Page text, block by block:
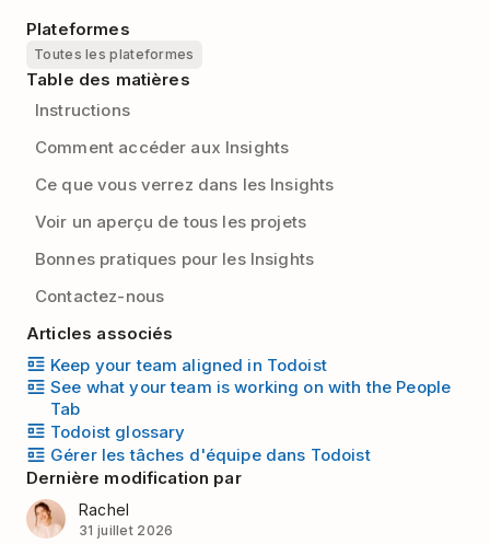
Plateformes
Toutes les plateformes
Table des matières
Instructions
Comment accéder aux Insights
Ce que vous verrez dans les Insights
Voir un aperçu de tous les projets
Bonnes pratiques pour les Insights
Contactez-nous
Articles associés
Keep your team aligned in Todoist
See what your team is working on with the People
Tab
Todoist glossary
Gérer les tâches d'équipe dans Todoist
Dernière modification par
Rachel
31 juillet 2026